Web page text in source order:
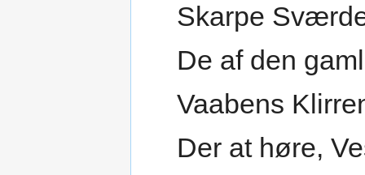
Skarpe
De af den
Vaabens
Der at høre,